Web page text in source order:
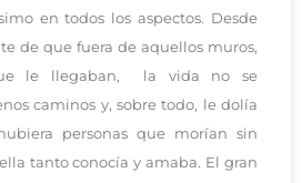
en todos los aspectos. Desde
de que fuera de aquellos muros,
le llegaban, la vida no se
caminos y, sobre todo, le dolía
personas que morían sin
tanto conocía y amaba. El gran